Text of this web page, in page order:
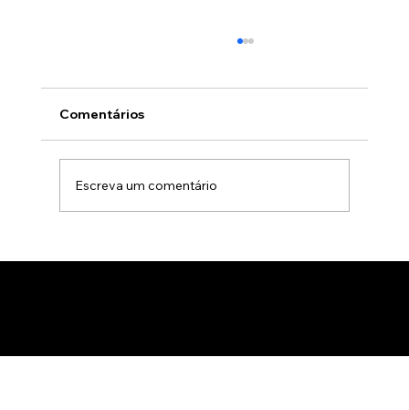
Comentários
Escreva um comentário